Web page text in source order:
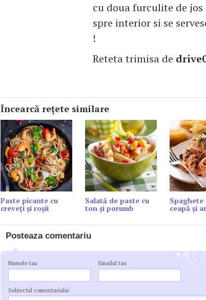
cu doua furculite de
spre interior si se
!
Reteta trimisa de
Încearcă reţete similare
Paste picante cu
creveți și roșii
Salată de paste cu
ton și porumb
Spaghete
ceapă şi
Posteaza comentariu
Numele tau Emailul tau
Subiectul comentariului